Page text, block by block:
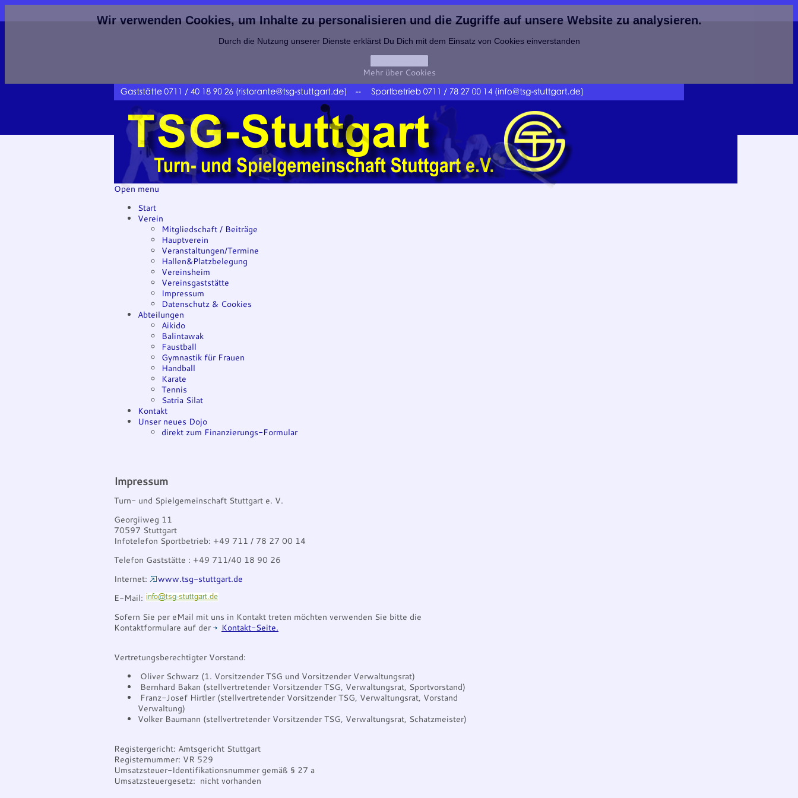
Wir verwenden Cookies, um Inhalte zu personalisieren und die Zugriffe auf unsere Website zu analysieren.
Durch die Nutzung unserer Dienste erklärst Du Dich mit dem Einsatz von Cookies einverstanden
Mehr über Cookies
Open menu
Start
Verein
Mitgliedschaft / Beiträge
Hauptverein
Veranstaltungen/Termine
Hallen&Platzbelegung
Vereinsheim
Vereinsgaststätte
Impressum
Datenschutz & Cookies
Abteilungen
Aikido
Balintawak
Faustball
Gymnastik für Frauen
Handball
Karate
Tennis
Satria Silat
Kontakt
Unser neues Dojo
direkt zum Finanzierungs-Formular
Impressum
Turn- und Spielgemeinschaft Stuttgart e. V.
Georgiiweg 11
70597 Stuttgart
Infotelefon Sportbetrieb: +49 711 / 78 27 00 14
Telefon Gaststätte : +49 711/40 18 90 26
Internet:
www.tsg-stuttgart.de
E-Mail:
Sofern Sie per eMail mit uns in Kontakt treten möchten verwenden Sie bitte die
Kontaktformulare auf der
Kontakt-Seite.
Vertretungsberechtigter Vorstand:
Oliver Schwarz (1. Vorsitzender TSG und Vorsitzender Verwaltungsrat)
Bernhard Bakan (stellvertretender Vorsitzender TSG, Verwaltungsrat, Sportvorstand)
Franz-Josef Hirtler (stellvertretender Vorsitzender TSG, Verwaltungsrat, Vorstand
Verwaltung)
Volker Baumann (stellvertretender Vorsitzender TSG, Verwaltungsrat, Schatzmeister)
Registergericht: Amtsgericht Stuttgart
Registernummer: VR 529
Umsatzsteuer-Identifikationsnummer gemäß § 27 a
Umsatzsteuergesetz: nicht vorhanden